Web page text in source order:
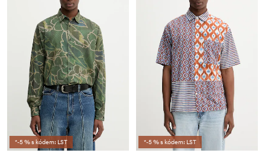
*-5 % s kódem: LST *-5 % s kódem: LST